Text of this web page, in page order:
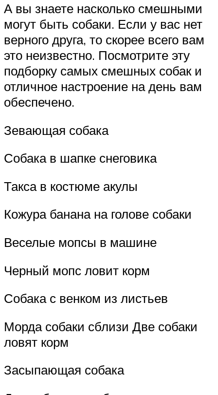
А вы знаете насколько смешными
могут быть собаки. Если у вас нет
верного друга, то скорее всего вам
это неизвестно. Посмотрите эту
подборку самых смешных собак и
отличное настроение на день вам
обеспечено.
Зевающая собака
Собака в шапке снеговика
Такса в костюме акулы
Кожура банана на голове собаки
Веселые мопсы в машине
Черный мопс ловит корм
Собака с венком из листьев
Морда собаки сблизи Две собаки
ловят корм
Засыпающая собака